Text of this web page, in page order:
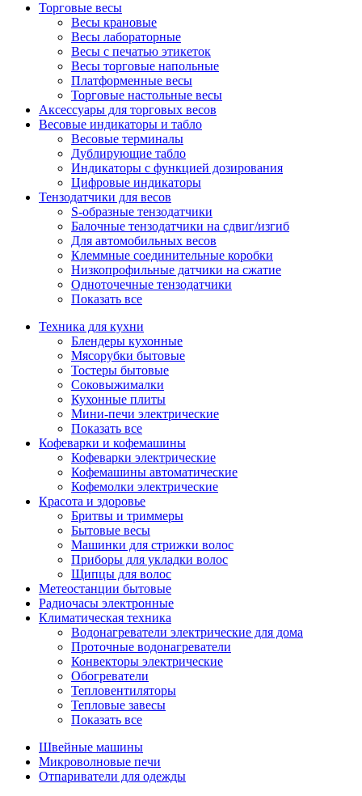
Торговые весы
Весы крановые
Весы лабораторные
Весы с печатью этикеток
Весы торговые напольные
Платформенные весы
Торговые настольные весы
Аксессуары для торговых весов
Весовые индикаторы и табло
Весовые терминалы
Дублирующие табло
Индикаторы с функцией дозирования
Цифровые индикаторы
Тензодатчики для весов
S-образные тензодатчики
Балочные тензодатчики на сдвиг/изгиб
Для автомобильных весов
Клеммные соединительные коробки
Низкопрофильные датчики на сжатие
Одноточечные тензодатчики
Показать все
Техника для кухни
Блендеры кухонные
Мясорубки бытовые
Тостеры бытовые
Соковыжималки
Кухонные плиты
Мини-печи электрические
Показать все
Кофеварки и кофемашины
Кофеварки электрические
Кофемашины автоматические
Кофемолки электрические
Красота и здоровье
Бритвы и триммеры
Бытовые весы
Машинки для стрижки волос
Приборы для укладки волос
Щипцы для волос
Метеостанции бытовые
Радиочасы электронные
Климатическая техника
Водонагреватели электрические для дома
Проточные водонагреватели
Конвекторы электрические
Обогреватели
Тепловентиляторы
Тепловые завесы
Показать все
Швейные машины
Микроволновые печи
Отпариватели для одежды